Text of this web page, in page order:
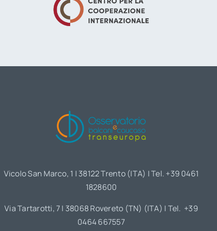
Vicolo San Marco, 1 | 38122 Trento (ITA) | Tel. +39 0461
1828600
Via Tartarotti, 7 | 38068 Rovereto (TN) (ITA) | Tel. +39
0464 667557